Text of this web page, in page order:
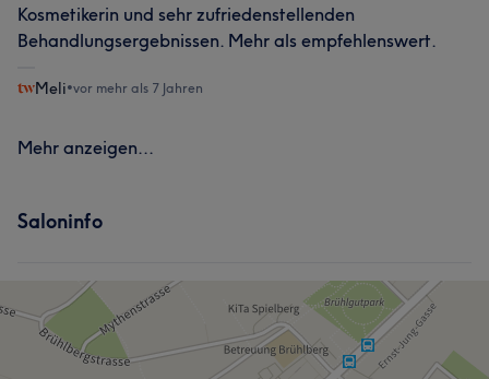
Kosmetikerin und sehr zufriedenstellenden
Behandlungsergebnissen. Mehr als empfehlenswert.
Meli•vor mehr als 7 Jahren
Mehr anzeigen...
Saloninfo